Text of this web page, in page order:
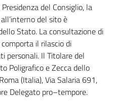
del Consiglio, la
del sito è
Stato. La consultazione di
il rilascio di
personali. Il Titolare del
Poligrafico e Zecca dello
(Italia), Via Salaria 691,
Delegato pro–tempore.